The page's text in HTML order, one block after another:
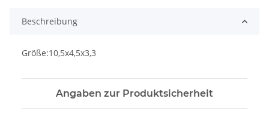
Beschreibung
Größe:10,5x4,5x3,3
Angaben zur Produktsicherheit